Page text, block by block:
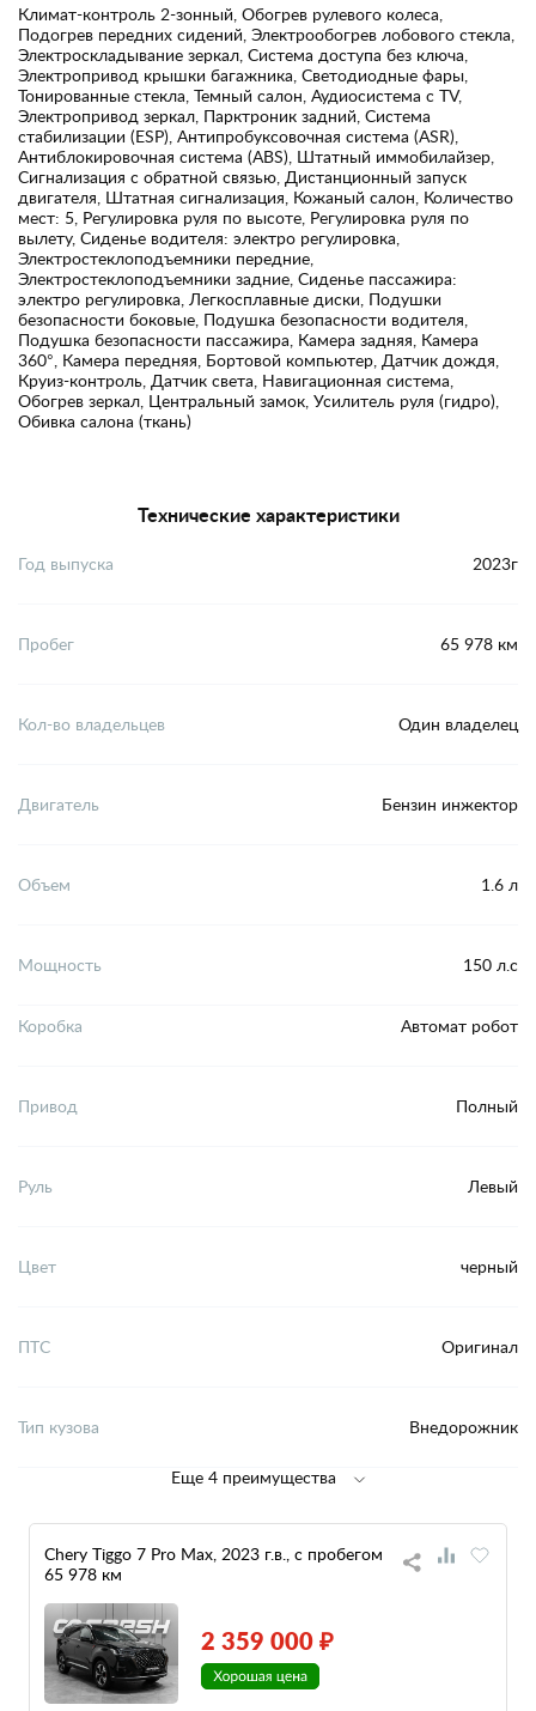
Климат-контроль 2-зонный, Обогрев рулевого колеса,
Подогрев передних сидений, Электрообогрев лобового стекла,
Электроскладывание зеркал, Система доступа без ключа,
Электропривод крышки багажника, Светодиодные фары,
Тонированные стекла, Темный салон, Аудиосистема с TV,
Электропривод зеркал, Парктроник задний, Система
стабилизации (ESP), Антипробуксовочная система (ASR),
Антиблокировочная система (ABS), Штатный иммобилайзер,
Сигнализация с обратной связью, Дистанционный запуск
двигателя, Штатная сигнализация, Кожаный салон, Количество
мест: 5, Регулировка руля по высоте, Регулировка руля по
вылету, Сиденье водителя: электро регулировка,
Электростеклоподъемники передние,
Электростеклоподъемники задние, Сиденье пассажира:
электро регулировка, Легкосплавные диски, Подушки
безопасности боковые, Подушка безопасности водителя,
Подушка безопасности пассажира, Камера задняя, Камера
360°, Камера передняя, Бортовой компьютер, Датчик дождя,
Круиз-контроль, Датчик света, Навигационная система,
Обогрев зеркал, Центральный замок, Усилитель руля (гидро),
Обивка салона (ткань)
Технические характеристики
Год выпуска 2023г
Пробег 65 978 км
Кол-во владельцев Один владелец
Двигатель Бензин инжектор
Объем 1.6 л
Мощность 150 л.с
Коробка Автомат робот
Привод Полный
Руль Левый
Цвет черный
ПТС Оригинал
Тип кузова Внедорожник
Еще 4 преимущества
Chery Tiggo 7 Pro Max, 2023 г.в., с пробегом
65 978 км
2 359 000 ₽